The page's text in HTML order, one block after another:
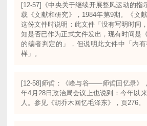
[12-57]《中央关于继续开展整风运动的指
载《文献和研究》，1984年第9期。《文
这份文件时说明：此文件「没有写明时间
知是否已作为正式文件发出，现有时间是
的编者判定的」，但说明此文件中「内
样」。
[12-58]师哲：《峰与谷——师哲回忆录》
年4月28日政治局会议上也说到：今年以
人。参见《胡乔木回忆毛泽东》，页276。